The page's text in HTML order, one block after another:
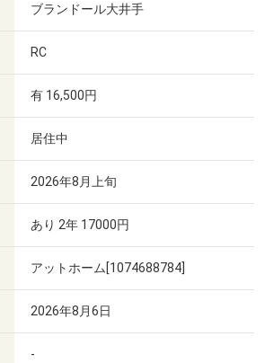
ブランドール大井手
RC
有 16,500円
居住中
2026年8月上旬
あり 2年 17000円
アットホーム[1074688784]
2026年8月6日
-